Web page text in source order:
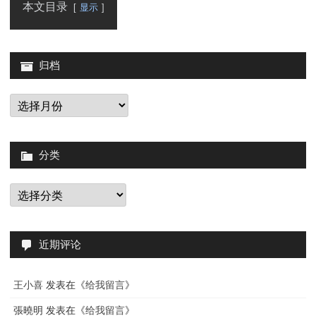
本文目录 显示
归档
归
档
分类
分
类
近期评论
王小喜 发表在《给我留言》
張曉明 发表在《给我留言》